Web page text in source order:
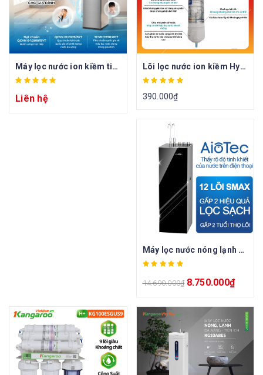
Máy lọc nước ion kiềm titanium nóng nguội lạnh Makano MN306
Liên hệ
Lõi lọc nước ion kiềm Hydrogen Alkaline Nhập Khẩu Hàn Quốc
390.000₫
Máy lọc nước nóng lạnh Karofi KAD-L82
14.690.000₫ 8.750.000₫